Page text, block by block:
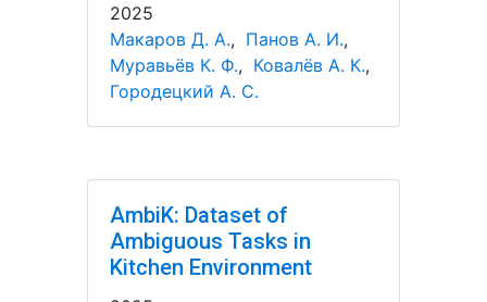
2025
Макаров Д. А., Панов А. И.,
Муравьёв К. Ф., Ковалёв А. К.,
Городецкий А. С.
AmbiK: Dataset of
Ambiguous Tasks in
Kitchen Environment